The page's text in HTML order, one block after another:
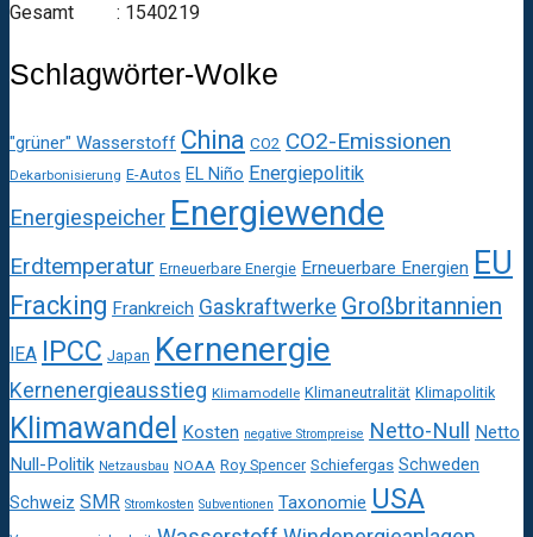
Gesamt : 1540219
Schlagwörter-Wolke
"grüner" Wasserstoff China CO2 CO2-Emissionen
Dekarbonisierung E-Autos EL Niño Energiepolitik
Energiespeicher Energiewende
Erdtemperatur Erneuerbare Energie Erneuerbare Energien EU
Fracking Frankreich Gaskraftwerke Großbritannien
IEA IPCC Japan Kernenergie
Kernenergieausstieg Klimamodelle Klimaneutralität Klimapolitik
Klimawandel Kosten negative Strompreise Netto-Null Netto
Null-Politik Netzausbau NOAA Roy Spencer Schiefergas Schweden
Schweiz SMR Stromkosten Subventionen Taxonomie USA